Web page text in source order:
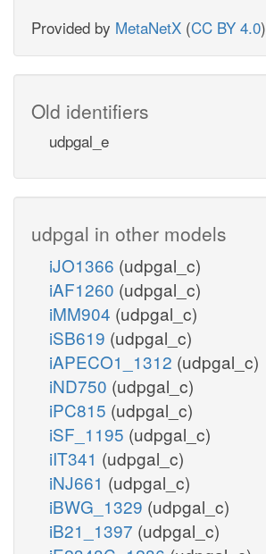
Provided by MetaNetX (CC BY 4.0)
Old identifiers
udpgal_e
udpgal in other models
iJO1366 (udpgal_c)
iAF1260 (udpgal_c)
iMM904 (udpgal_c)
iSB619 (udpgal_c)
iAPECO1_1312 (udpgal_c)
iND750 (udpgal_c)
iPC815 (udpgal_c)
iSF_1195 (udpgal_c)
iIT341 (udpgal_c)
iNJ661 (udpgal_c)
iBWG_1329 (udpgal_c)
iB21_1397 (udpgal_c)